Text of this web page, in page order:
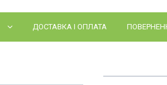
ДОСТАВКА І ОПЛАТА